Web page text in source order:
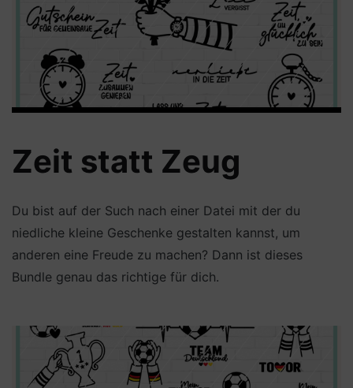
Zeit statt Zeug
Du bist auf der Such nach einer Datei mit der du
niedliche kleine Geschenke gestalten kannst, um
anderen eine Freude zu machen? Dann ist dieses
Bundle genau das richtige für dich.